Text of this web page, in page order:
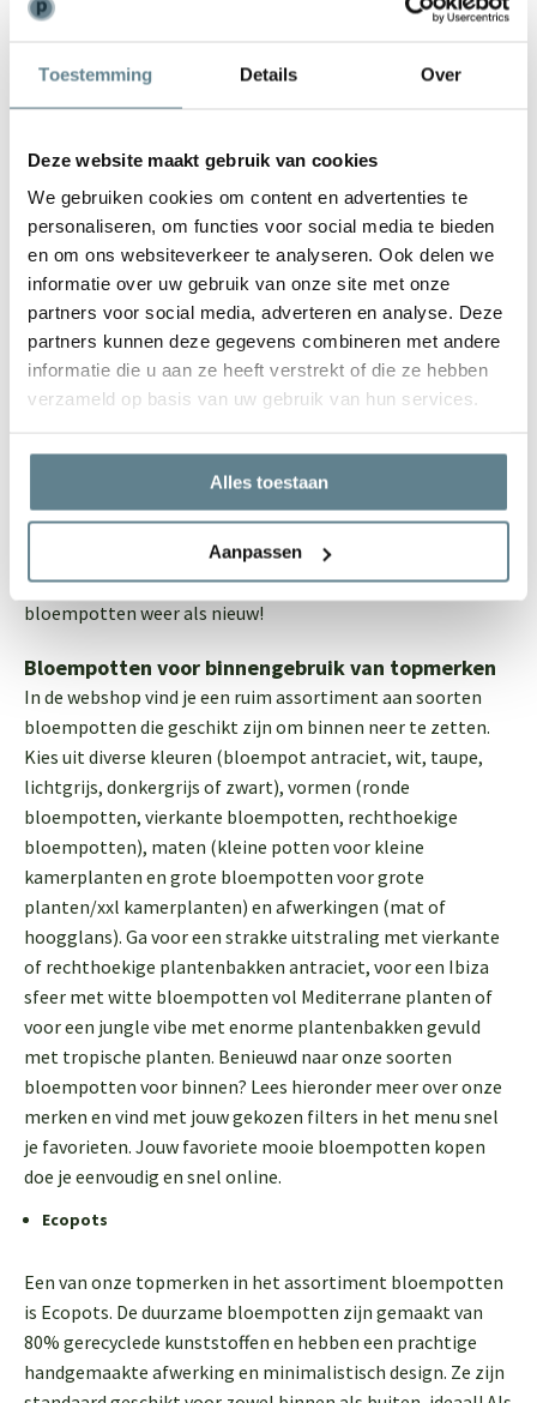
Toestemming Details Over
Deze website maakt gebruik van cookies
We gebruiken cookies om content en advertenties te
personaliseren, om functies voor social media te bieden
en om ons websiteverkeer te analyseren. Ook delen we
informatie over uw gebruik van onze site met onze
partners voor social media, adverteren en analyse. Deze
partners kunnen deze gegevens combineren met andere
informatie die u aan ze heeft verstrekt of die ze hebben
verzameld op basis van uw gebruik van hun services.
Alles toestaan
Aanpassen
aan een stenen bloempotten, een houten bloempot,
duurzame bloempotten voor binnen zijn gemaakt van
gerecycled kunststof of vervaardigt uit hoogwaardig
kunststof, zoals polyester, een tijdloos design en moderne
look. Je zult niet zomaar uitgekeken raken op je
plantenbakken en hebt er jarenlang plezier van. Dat komt
ook doordat de mooie bloempotten en plantenbakken erg
sterk zijn en wel tegen een stootje kunnen. Onze binnen
potten kun je ook buiten gebruiken mocht je eens willen
afwisselen. Polyester bloempotten zijn licht van gewicht
en daarom erg gemakkelijk te (ver)plaatsen. Perfect als je
graag zo en nu en dan in huis afwisselt of wanneer je gaat
je potten een keer vies worden, poets je ze gemakkelijk op.
Hiervoor gebruik je bijvoorbeeld onze
schoonmaak en onderhoudvoor polyester bloempotten in
de webshop. De set bestaat uit producten voor
bescherming en reiniging. Na gebruik stralen je kunststof
bloempotten weer als nieuw!
Bloempotten voor binnengebruik van topmerken
In de webshop vind je een ruim assortiment aan soorten
bloempotten die geschikt zijn om binnen neer te zetten.
Kies uit diverse kleuren (bloempot antraciet, wit, taupe,
lichtgrijs, donkergrijs of zwart), vormen (ronde
bloempotten, vierkante bloempotten, rechthoekige
bloempotten), maten (kleine potten voor kleine
kamerplanten en grote bloempotten voor grote
planten/xxl kamerplanten) en afwerkingen (mat of
hoogglans). Ga voor een strakke uitstraling met vierkante
of rechthoekige plantenbakken antraciet, voor een Ibiza
sfeer met witte bloempotten vol Mediterrane planten of
voor een jungle vibe met enorme plantenbakken gevuld
met tropische planten. Benieuwd naar onze soorten
bloempotten voor binnen? Lees hieronder meer over onze
merken en vind met jouw gekozen filters in het menu snel
je favorieten. Jouw favoriete mooie bloempotten kopen
doe je eenvoudig en snel online.
Ecopots
Een van onze topmerken in het assortiment bloempotten
is Ecopots. De duurzame bloempotten zijn gemaakt van
80% gerecyclede kunststoffen en hebben een prachtige
handgemaakte afwerking en minimalistisch design. Ze zijn